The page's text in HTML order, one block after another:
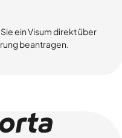
ein Visum direkt über
beantragen.